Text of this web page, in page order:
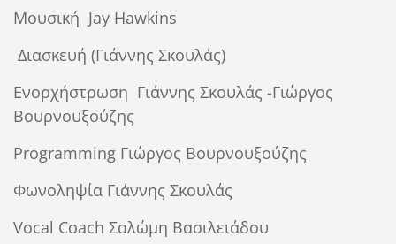
Mουσική Jay Hawkins
Διασκευή (Γιάννης Σκουλάς)
Ενορχήστρωση Γιάννης Σκουλάς -Γιώργος
Βουρνουξούζης
Programming Γιώργος Βουρνουξούζης
Φωνοληψία Γιάννης Σκουλάς
Vocal Coach Σαλώμη Βασιλειάδου